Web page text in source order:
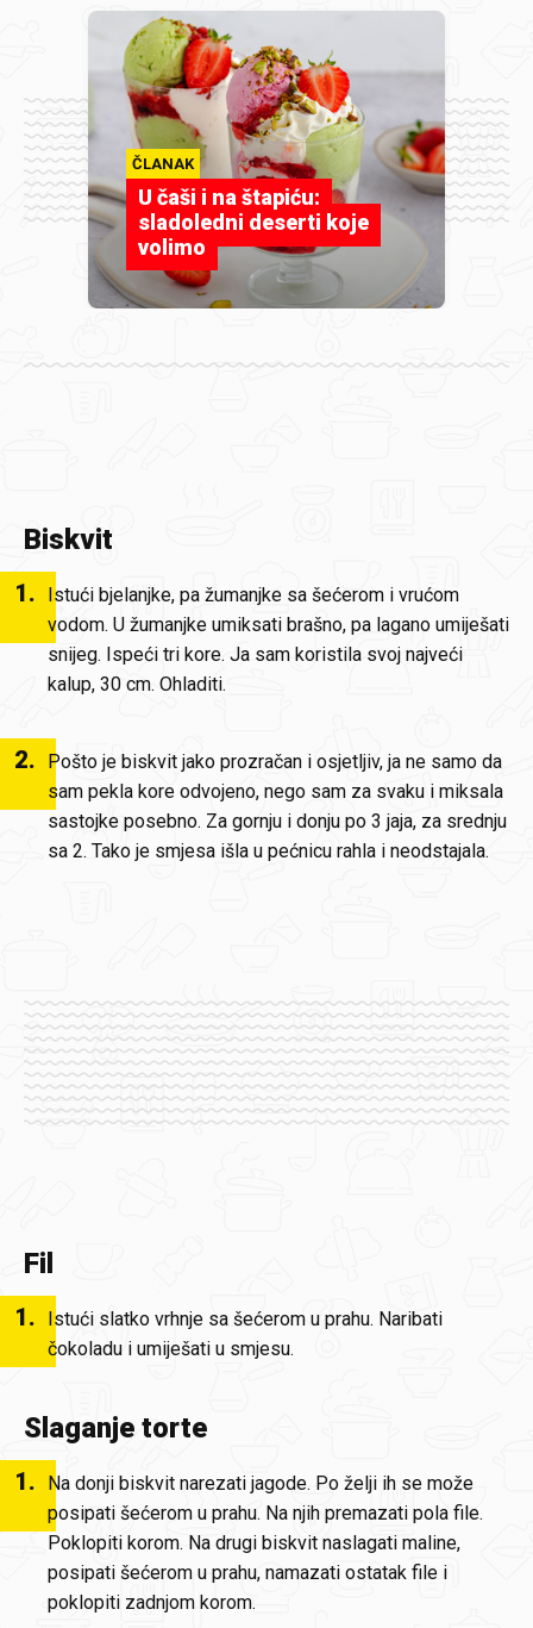
ČLANAK
U čaši i na štapiću:
sladoledni deserti koje
volimo
Biskvit
1.
Istući bjelanjke, pa žumanjke sa šećerom i vrućom
vodom. U žumanjke umiksati brašno, pa lagano umiješati
snijeg. Ispeći tri kore. Ja sam koristila svoj najveći
kalup, 30 cm. Ohladiti.
2.
Pošto je biskvit jako prozračan i osjetljiv, ja ne samo da
sam pekla kore odvojeno, nego sam za svaku i miksala
sastojke posebno. Za gornju i donju po 3 jaja, za srednju
sa 2. Tako je smjesa išla u pećnicu rahla i neodstajala.
Fil
1.
Istući slatko vrhnje sa šećerom u prahu. Naribati
čokoladu i umiješati u smjesu.
Slaganje torte
1.
Na donji biskvit narezati jagode. Po želji ih se može
posipati šećerom u prahu. Na njih premazati pola file.
Poklopiti korom. Na drugi biskvit naslagati maline,
posipati šećerom u prahu, namazati ostatak file i
poklopiti zadnjom korom.